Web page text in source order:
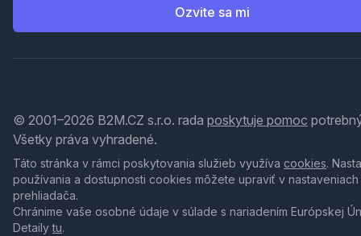
Ozvite sa mi
© 2001–2026 B2M.CZ s.r.o. rada poskytuje pomoc
Všetky práva vyhradené.
Táto stránka v rámci poskytovania služieb využíva cookies.
používania a dostupnosti cookies môžete upraviť v nastaveniach
prehliadača.
Chránime vaše osobné údaje v súlade s nariadením Európskej
Detailytu.